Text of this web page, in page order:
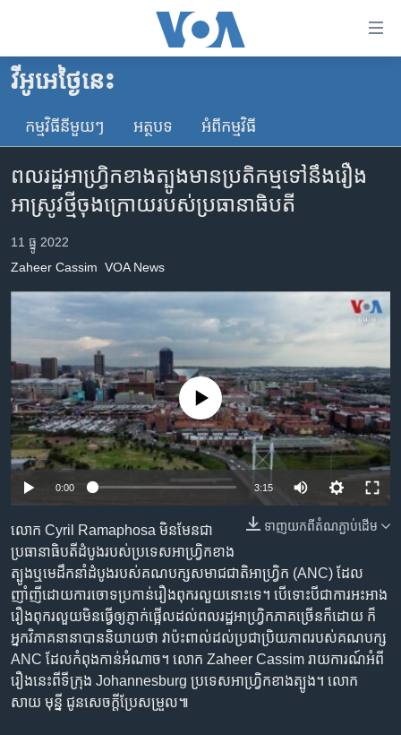
គេហទំព័រ​
ទាក់ទង
និង​
ចូល​
ទំព័រ​
ម្តង
រំលង​
ទៅ​
ទំព័រ​
រចនា
សម្ព័ន្ធ​
រំលង​
និង​
កាន់​
ទំព័រ​
ស្វែង​
រក
កម្ពុជា
អន្តរជាតិ
ហេឡូវីអូអេ
កម្ពុជាច្នៃប្រតិដ្ឋ
ទូរទស្សន៍ / វីដេអូ​
វិទ្យុ / ផតខាសថ៍
កម្មវិធីទាំងអស់
Khmer English
បណ្តាញ​សង្គម
ភាសា
វីអូអេថ្ងៃនេះ
កម្មវិធី​នីមួយៗ អត្ថបទ​ អំពី​កម្មវិធី​
ពលរដ្ឋ​អាហ្វ្រិក​ខាង​ត្បូង​មាន​ប្រតិកម្ម​ទៅ​នឹង​រឿង​
អាស្រូវ​ថ្មី​ចុង​ក្រោយ​របស់​ប្រធានាធិបតី
11 ធ្នូ 2022
Zaheer Cassim VOA News
No media source currently available
0:00 3:15
ទាញ​យក​ពី​តំណភ្ជាប់​ដើម
លោក Cyril Ramaphosa មិន​មែន​ជា​
ប្រធានាធិបតី​ដំបូង​របស់​ប្រទេស​អាហ្វ្រិក​ខាង
ត្បូង​ឬ​មេដឹកនាំ​ដំបូង​របស់​គណបក្ស​សមាជ​ជាតិ​អាហ្វ្រិក (ANC) ដែល​
ញាំញី​ដោយ​ការ​ចោទ​ប្រកាន់​រឿង​ពុករលួយ​នោះ​ទេ។ បើ​ទោះបីជា​ការ​អះអាង​
រឿង​ពុករលួយ​មិន​ធ្វើ​ឲ្យ​ភ្ញាក់ផ្អើល​ដល់​ពលរដ្ឋ​អាហ្វ្រិក​ភាគ​ច្រើន​ក៏ដោយ ក៏​
អ្នក​វិភាគ​នានា​បាន​និយាយ​ថា វា​ប៉ះពាល់​ដល់​ប្រជាប្រិយ​ភាព​របស់​គណបក្ស
ANC ដែល​កំពុង​កាន់​អំណាច។ លោក Zaheer Cassim រាយការណ៍​អំពី​
រឿង​នេះ​ពី​ទីក្រុង Johannesburg ប្រទេស​អាហ្វ្រិក​ខាងត្បូង។ លោក
សាយ មុន្នី ជូន​សេចក្ដី​ប្រែ​សម្រួល៕